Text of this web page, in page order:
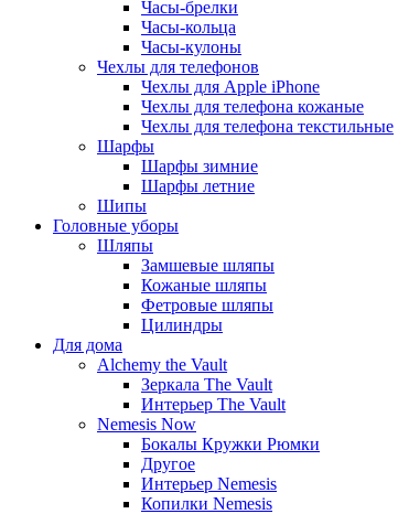
Часы-брелки
Часы-кольца
Часы-кулоны
Чехлы для телефонов
Чехлы для Apple iPhone
Чехлы для телефона кожаные
Чехлы для телефона текстильные
Шарфы
Шарфы зимние
Шарфы летние
Шипы
Головные уборы
Шляпы
Замшевые шляпы
Кожаные шляпы
Фетровые шляпы
Цилиндры
Для дома
Alchemy the Vault
Зеркала The Vault
Интерьер The Vault
Nemesis Now
Бокалы Кружки Рюмки
Другое
Интерьер Nemesis
Копилки Nemesis